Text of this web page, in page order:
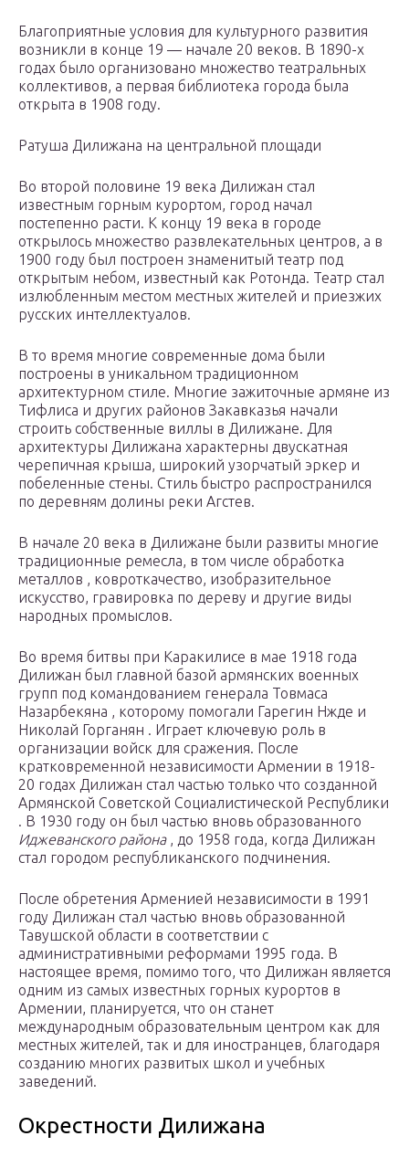
Благоприятные условия для культурного развития
возникли в конце 19 — начале 20 веков. В 1890-х
годах было организовано множество театральных
коллективов, а первая библиотека города была
открыта в 1908 году.
Ратуша Дилижана на центральной площади
Во второй половине 19 века Дилижан стал
известным горным курортом, город начал
постепенно расти. К концу 19 века в городе
открылось множество развлекательных центров, а в
1900 году был построен знаменитый театр под
открытым небом, известный как Ротонда. Театр стал
излюбленным местом местных жителей и приезжих
русских интеллектуалов.
В то время многие современные дома были
построены в уникальном традиционном
архитектурном стиле. Многие зажиточные армяне из
Тифлиса и других районов Закавказья начали
строить собственные виллы в Дилижане. Для
архитектуры Дилижана характерны двускатная
черепичная крыша, широкий узорчатый эркер и
побеленные стены. Стиль быстро распространился
по деревням долины реки Агстев.
В начале 20 века в Дилижане были развиты многие
традиционные ремесла, в том числе обработка
металлов , ковроткачество, изобразительное
искусство, гравировка по дереву и другие виды
народных промыслов.
Во время битвы при Каракилисе в мае 1918 года
Дилижан был главной базой армянских военных
групп под командованием генерала Товмаса
Назарбекяна , которому помогали Гарегин Нжде и
Николай Горганян . Играет ключевую роль в
организации войск для сражения. После
кратковременной независимости Армении в 1918-
20 годах Дилижан стал частью только что созданной
Армянской Советской Социалистической Республики
. В 1930 году он был частью вновь образованного
Иджеванского района , до 1958 года, когда Дилижан
стал городом республиканского подчинения.
После обретения Арменией независимости в 1991
году Дилижан стал частью вновь образованной
Тавушской области в соответствии с
административными реформами 1995 года. В
настоящее время, помимо того, что Дилижан является
одним из самых известных горных курортов в
Армении, планируется, что он станет
международным образовательным центром как для
местных жителей, так и для иностранцев, благодаря
созданию многих развитых школ и учебных
заведений.
Окрестности Дилижана